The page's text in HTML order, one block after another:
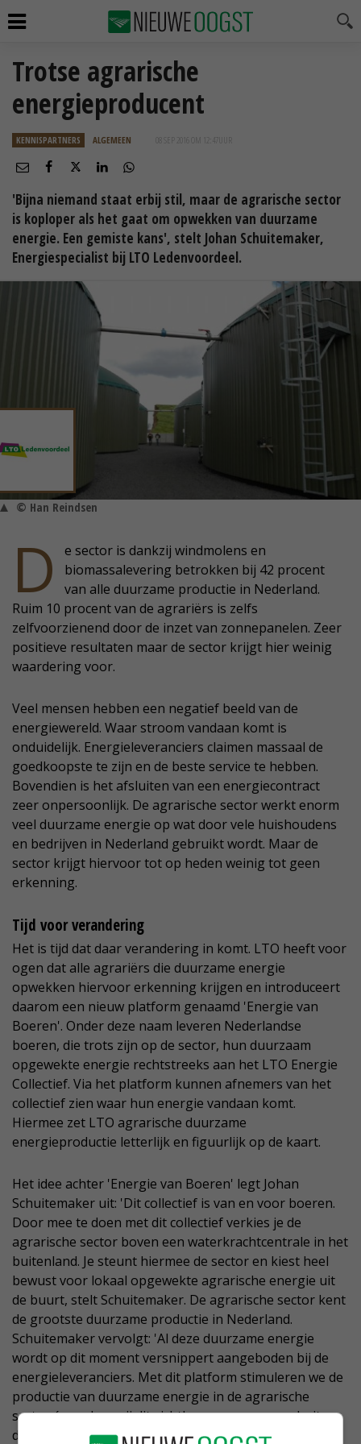
Trotse agrarische
energieproducent
KENNISPARTNERS ALGEMEEN 08 SEP 2016 OM 12:47
'Bijna niemand staat erbij stil, maar de agrarische sector
is koploper als het gaat om opwekken van duurzame
energie. Een gemiste kans', stelt Johan Schuitemaker,
Energiespecialist bij LTO Ledenvoordeel.
© Han Reindsen
D
e sector is dankzij windmolens en
biomassalevering betrokken bij 42 procent
van alle duurzame productie in Nederland.
Ruim 10 procent van de agrariërs is zelfs
zelfvoorzienend door de inzet van zonnepanelen. Zeer
positieve resultaten maar de sector krijgt hier weinig
waardering voor.
Veel mensen hebben een negatief beeld van de
energiewereld. Waar stroom vandaan komt is
onduidelijk. Energieleveranciers claimen massaal de
goedkoopste te zijn en de beste service te hebben.
Bovendien is het afsluiten van een energiecontract
zeer onpersoonlijk. De agrarische sector werkt enorm
veel duurzame energie op wat door vele huishoudens
en bedrijven in Nederland gebruikt wordt. Maar de
sector krijgt hiervoor tot op heden weinig tot geen
erkenning.
Tijd voor verandering
Het is tijd dat daar verandering in komt. LTO heeft voor
ogen dat alle agrariërs die duurzame energie
opwekken hiervoor erkenning krijgen en introduceert
daarom een nieuw platform genaamd 'Energie van
Boeren'. Onder deze naam leveren Nederlandse
boeren, die trots zijn op de sector, hun duurzaam
opgewekte energie rechtstreeks aan het LTO Energie
Collectief. Via het platform kunnen afnemers van het
collectief zien waar hun energie vandaan komt.
Hiermee zet LTO agrarische duurzame
energieproductie letterlijk en figuurlijk op de kaart.
Het idee achter 'Energie van Boeren' legt Johan
Schuitemaker uit: 'Dit collectief is van en voor boeren.
Door mee te doen met dit collectief verkies je de
agrarische sector boven een waterkrachtcentrale in het
buitenland. Je steunt hiermee de sector en kiest heel
bewust voor lokaal opgewekte agrarische energie uit
de buurt, stelt Schuitemaker. De agrarische sector kent
de grootste duurzame productie in Nederland.
Schuitemaker vervolgt: 'Al deze duurzame energie
wordt op dit moment versnippert aangeboden bij de
energieleveranciers. Met dit platform stimuleren we de
productie van duurzame energie in de agrarische
sector én maken wij dit zichtbaar voor mensen buiten
de sector. Als agrarische sector mogen we trots zijn op